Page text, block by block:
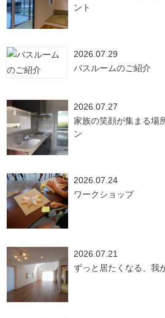
ント
2026.07.29
バスルームのご紹介
2026.07.27
家族の笑顔が集まる場
ン
2026.07.24
ワークショップ
2026.07.21
ずっと居たくなる、我